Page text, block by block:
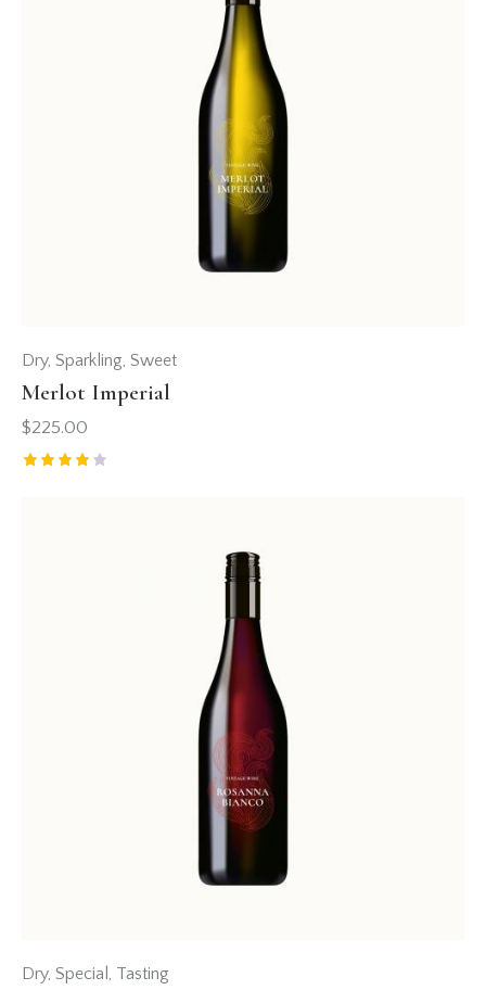
Dry, Sparkling, Sweet
Merlot Imperial
$225.00
Dry, Special , Tasting